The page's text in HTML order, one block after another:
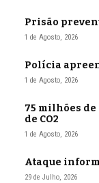
Prisão
1 de Agosto, 2026
Polícia
1 de Agosto, 2026
75 milhões
de CO2
1 de Agosto, 2026
Ataque
29 de Julho, 2026